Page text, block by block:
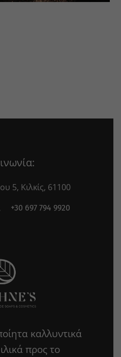
5, Κιλκίς, 61100
+30 697 794 9920
καλλυντικά
προς το